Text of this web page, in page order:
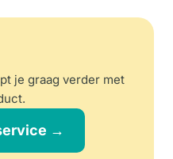
je graag verder met
→